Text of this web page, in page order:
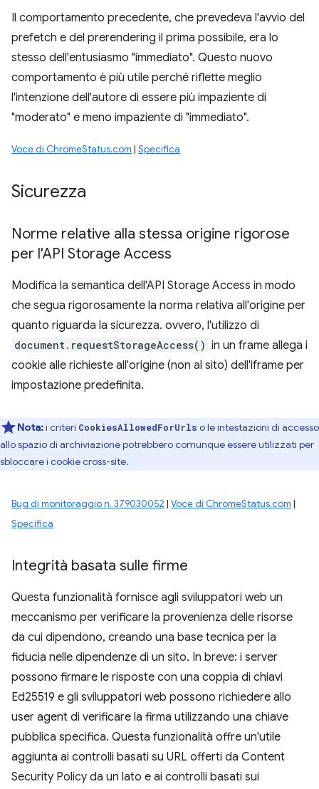
Il comportamento precedente, che prevedeva l'avvio del
prefetch e del prerendering il prima possibile, era lo
stesso dell'entusiasmo "immediato". Questo nuovo
comportamento è più utile perché riflette meglio
l'intenzione dell'autore di essere più impaziente di
"moderato" e meno impaziente di "immediato".
Voce di ChromeStatus.com | Specifica
Sicurezza
Norme relative alla stessa origine rigorose
per l'API Storage Access
Modifica la semantica dell'API Storage Access in modo
che segua rigorosamente la norma relativa all'origine per
quanto riguarda la sicurezza. ovvero, l'utilizzo di
document.requestStorageAccess() in un frame allega i
cookie alle richieste all'origine (non al sito) dell'iframe per
impostazione predefinita.
Nota:i criteri CookiesAllowedForUrls o le intestazioni di accesso
allo spazio di archiviazione potrebbero comunque essere utilizzati per
sbloccare i cookie cross-site.
Bug di monitoraggio n. 379030052 | Voce di ChromeStatus.com |
Specifica
Integrità basata sulle firme
Questa funzionalità fornisce agli sviluppatori web un
meccanismo per verificare la provenienza delle risorse
da cui dipendono, creando una base tecnica per la
fiducia nelle dipendenze di un sito. In breve: i server
possono firmare le risposte con una coppia di chiavi
Ed25519 e gli sviluppatori web possono richiedere allo
user agent di verificare la firma utilizzando una chiave
pubblica specifica. Questa funzionalità offre un'utile
aggiunta ai controlli basati su URL offerti da Content
Security Policy da un lato e ai controlli basati sui